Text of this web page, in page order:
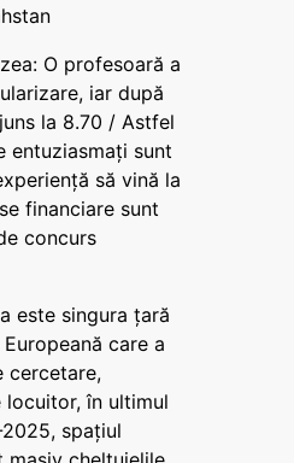
O profesoară a
iar după
la 8.70 / Astfel
entuziasmați sunt
să vină la
financiare sunt
concurs
este singura țară
care a
cercetare,
în ultimul
spațiul